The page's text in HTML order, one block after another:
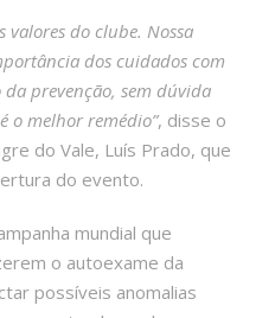
valores do clube. Nossa
dos cuidados com
prevenção, sem dúvida
o melhor remédio”, disse o
do Vale, Luís Prado, que
do evento.
mundial que
o autoexame da
possíveis anomalias